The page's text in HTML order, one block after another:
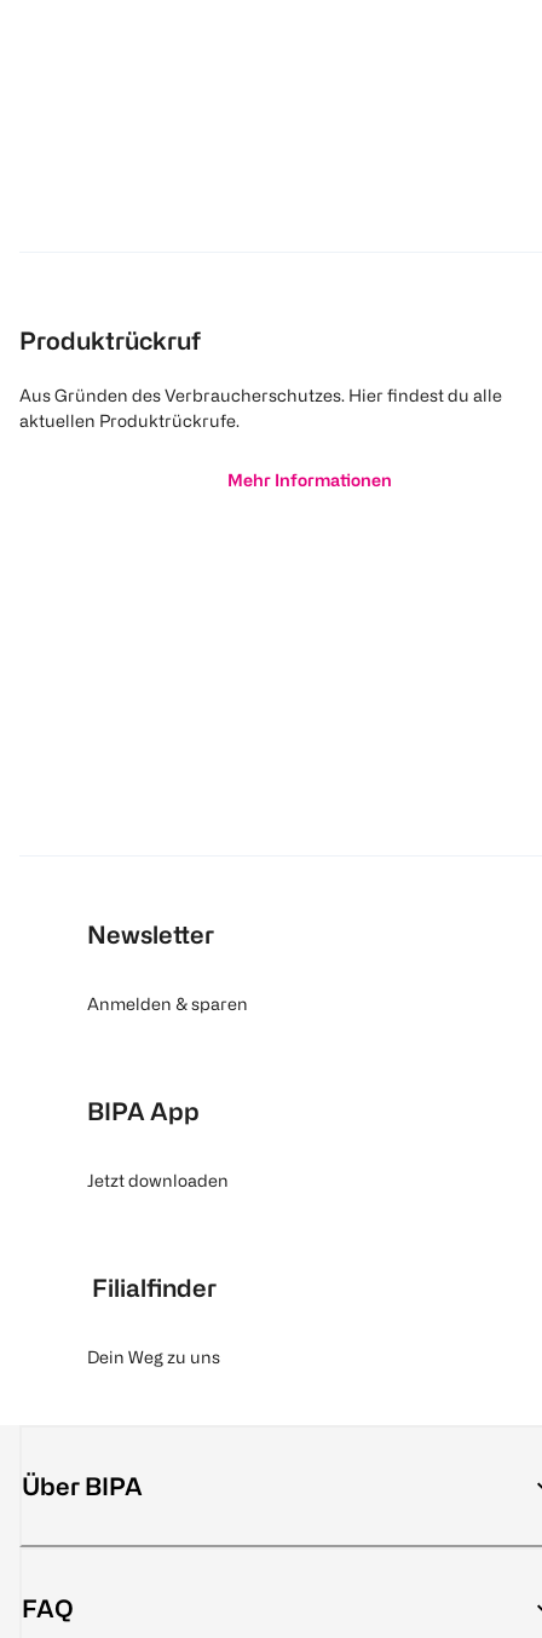
Produktrückruf
Aus Gründen des Verbraucherschutzes. Hier findest du alle
aktuellen Produktrückrufe.
Mehr Informationen
Newsletter
Anmelden & sparen
BIPA App
Jetzt downloaden
Filialfinder
Dein Weg zu uns
Über BIPA
FAQ